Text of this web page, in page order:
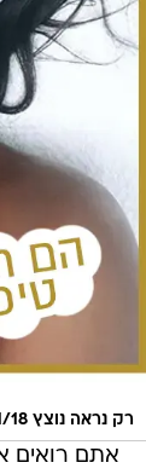
רק נראה נוצץ 20/1/18
אתם רואים